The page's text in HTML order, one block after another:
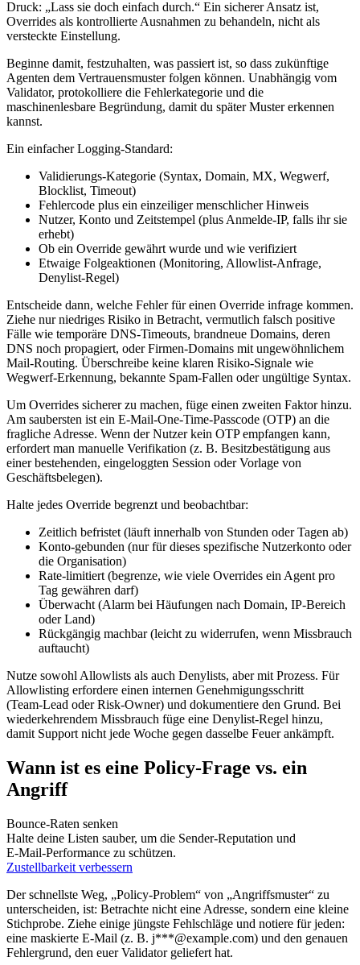
Druck: „Lass sie doch einfach durch.“ Ein sicherer Ansatz ist,
Overrides als kontrollierte Ausnahmen zu behandeln, nicht als
versteckte Einstellung.
Beginne damit, festzuhalten, was passiert ist, so dass zukünftige
Agenten dem Vertrauensmuster folgen können. Unabhängig vom
Validator, protokolliere die Fehlerkategorie und die
maschinenlesbare Begründung, damit du später Muster erkennen
kannst.
Ein einfacher Logging‑Standard:
Validierungs‑Kategorie (Syntax, Domain, MX, Wegwerf,
Blocklist, Timeout)
Fehlercode plus ein einzeiliger menschlicher Hinweis
Nutzer, Konto und Zeitstempel (plus Anmelde‑IP, falls ihr sie
erhebt)
Ob ein Override gewährt wurde und wie verifiziert
Etwaige Folgeaktionen (Monitoring, Allowlist‑Anfrage,
Denylist‑Regel)
Entscheide dann, welche Fehler für einen Override infrage kommen.
Ziehe nur niedriges Risiko in Betracht, vermutlich falsch positive
Fälle wie temporäre DNS‑Timeouts, brandneue Domains, deren
DNS noch propagiert, oder Firmen‑Domains mit ungewöhnlichem
Mail‑Routing. Überschreibe keine klaren Risiko‑Signale wie
Wegwerf‑Erkennung, bekannte Spam‑Fallen oder ungültige Syntax.
Um Overrides sicherer zu machen, füge einen zweiten Faktor hinzu.
Am saubersten ist ein E‑Mail‑One‑Time‑Passcode (OTP) an die
fragliche Adresse. Wenn der Nutzer kein OTP empfangen kann,
erfordert man manuelle Verifikation (z. B. Besitzbestätigung aus
einer bestehenden, eingeloggten Session oder Vorlage von
Geschäftsbelegen).
Halte jedes Override begrenzt und beobachtbar:
Zeitlich befristet (läuft innerhalb von Stunden oder Tagen ab)
Konto‑gebunden (nur für dieses spezifische Nutzerkonto oder
die Organisation)
Rate‑limitiert (begrenze, wie viele Overrides ein Agent pro
Tag gewähren darf)
Überwacht (Alarm bei Häufungen nach Domain, IP‑Bereich
oder Land)
Rückgängig machbar (leicht zu widerrufen, wenn Missbrauch
auftaucht)
Nutze sowohl Allowlists als auch Denylists, aber mit Prozess. Für
Allowlisting erfordere einen internen Genehmigungsschritt
(Team‑Lead oder Risk‑Owner) und dokumentiere den Grund. Bei
wiederkehrendem Missbrauch füge eine Denylist‑Regel hinzu,
damit Support nicht jede Woche gegen dasselbe Feuer ankämpft.
Wann ist es eine Policy‑Frage vs. ein
Angriff
Bounce‑Raten senken
Halte deine Listen sauber, um die Sender‑Reputation und
E‑Mail‑Performance zu schützen.
Zustellbarkeit verbessern
Der schnellste Weg, „Policy‑Problem“ von „Angriffsmuster“ zu
unterscheiden, ist: Betrachte nicht eine Adresse, sondern eine kleine
Stichprobe. Ziehe einige jüngste Fehlschläge und notiere für jeden:
eine maskierte E‑Mail (z. B. j***@example.com) und den genauen
Fehlergrund, den euer Validator geliefert hat.